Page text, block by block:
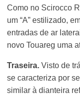
Como no Scirocco
um “A” estilizado,
entradas de ar
novo Touareg uma
Traseira. Visto de
se caracteriza por
similar à dianteira